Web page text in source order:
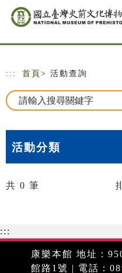
跳到主要內容
網站導覽
::: 首頁 > 活動查詢
活動分類
共 0 筆
:::
康樂本館 地址：
館路1號 | 電話：